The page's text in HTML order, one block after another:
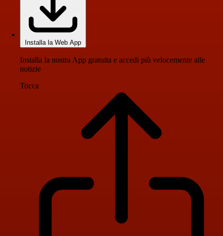
Installa la Web App
Installa la nostra App gratuita e accedi più velocemente alle
notizie
Tocca